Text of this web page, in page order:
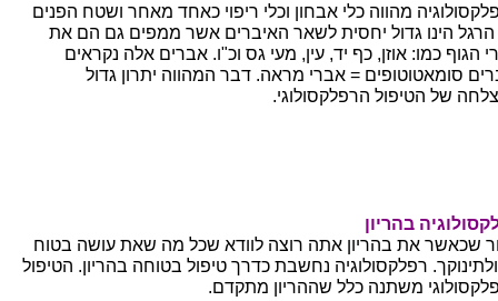
מהווה כלי אבחון וכלי ריפוי כאחד מאחר ושטח הפנים
הינו גדול יחסית לשאר האיברים אשר ממפים גם הם את
הגוף כמו: אוזן, כף יד, עין, מעי גס וכ"ו. אברים אלה נקראים
סומאטוטופים = אברי מראה. דבר המהווה יתרון גדול
של הטיפול הרפלקסולוגי.
בהריון
שכאשר את בהריון אתה רוצה לוודא שכל מה שאת עושה בטוח
רפלקסולוגיה נחשבת כדרך טיפול בטוחה בהריון. הטיפול
משתנה כלל שההריון מתקדם.